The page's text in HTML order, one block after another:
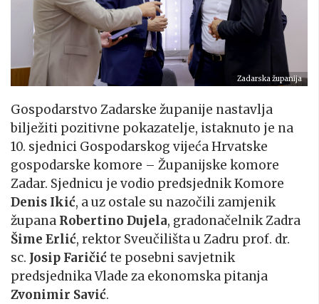
Zadarska županija
Gospodarstvo Zadarske županije nastavlja
bilježiti pozitivne pokazatelje, istaknuto je na
10. sjednici Gospodarskog vijeća Hrvatske
gospodarske komore – Županijske komore
Zadar. Sjednicu je vodio predsjednik Komore
Denis Ikić, a uz ostale su nazočili zamjenik
župana Robertino Dujela, gradonačelnik Zadra
Šime Erlić, rektor Sveučilišta u Zadru prof. dr.
sc. Josip Faričićte posebni savjetnik
predsjednika Vlade za ekonomska pitanja
Zvonimir Savić.